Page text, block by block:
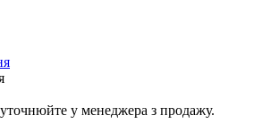
уточнюйте у менеджера з продажу.